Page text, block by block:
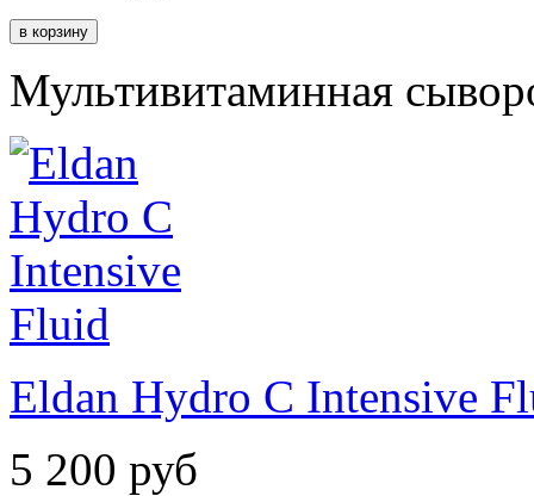
Мультивитаминная
Eldan Hydro C Intensive
5 200 руб